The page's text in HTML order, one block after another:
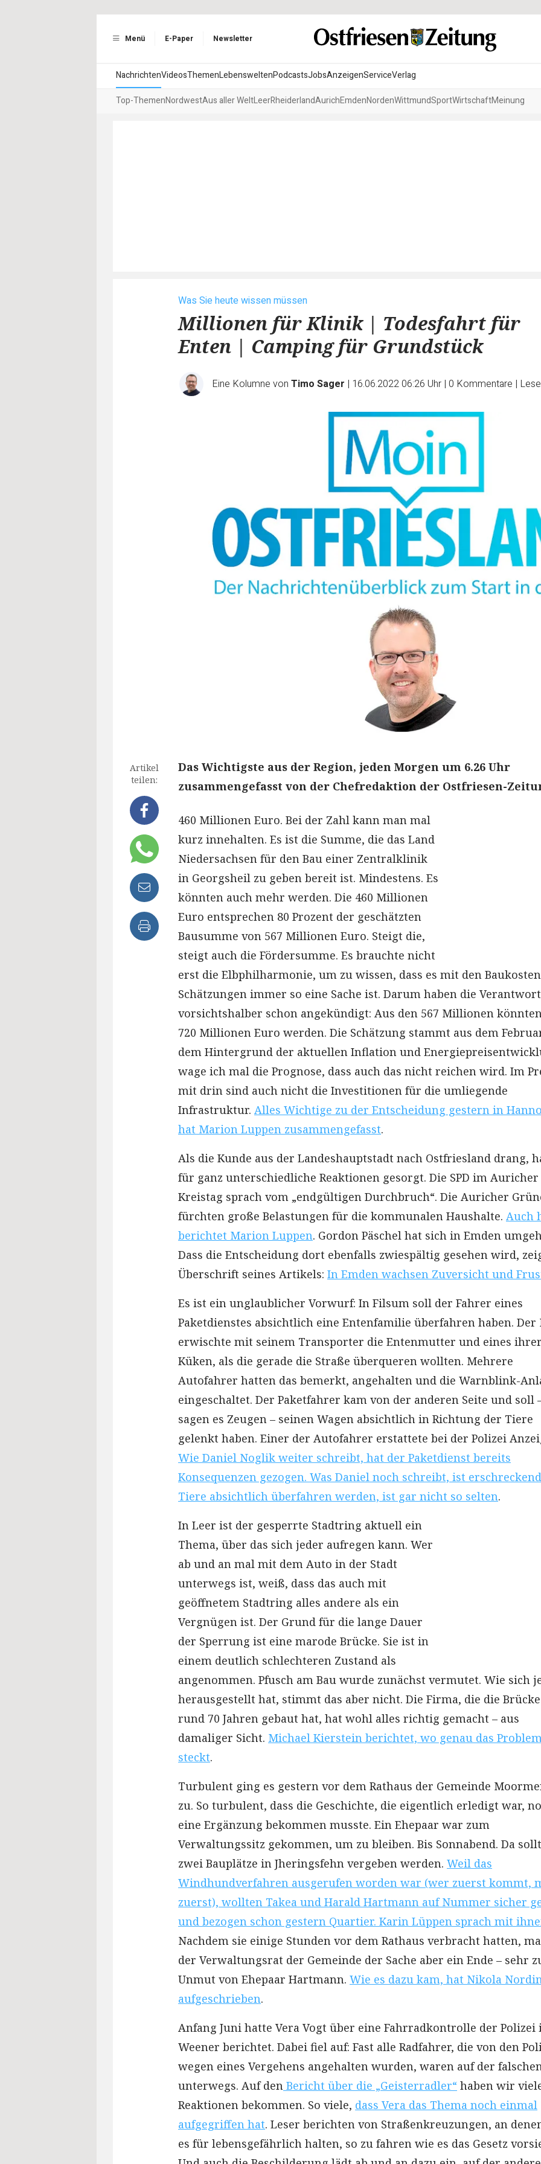
Menü E-Paper Newsletter
NachrichtenVideosThemenLebensweltenPodcastsJobsAnzeigenServiceVerlag
Top-ThemenNordwestAus aller WeltLeerRheiderlandAurichEmdenNordenWittmundSportWirtschaftMeinung
Was Sie heute wissen müssen
Millionen für Klinik | Todesfahrt für
Enten | Camping für Grundstück
Eine Kolumne von Timo Sager | 16.06.2022 06:26 Uhr | 0 Kommentare |
Artikel
teilen:
Das Wichtigste aus der Region, jeden Morgen um 6.26 Uhr
zusammengefasst von der Chefredaktion der Ostfriesen-
460 Millionen Euro. Bei der Zahl kann man mal
kurz innehalten. Es ist die Summe, die das Land
Niedersachsen für den Bau einer Zentralklinik
in Georgsheil zu geben bereit ist. Mindestens. Es
könnten auch mehr werden. Die 460 Millionen
Euro entsprechen 80 Prozent der geschätzten
Bausumme von 567 Millionen Euro. Steigt die,
steigt auch die Fördersumme. Es brauchte nicht
erst die Elbphilharmonie, um zu wissen, dass es mit den
Schätzungen immer so eine Sache ist. Darum haben die
vorsichtshalber schon angekündigt: Aus den 567 Millionen
720 Millionen Euro werden. Die Schätzung stammt aus dem
dem Hintergrund der aktuellen Inflation und
wage ich mal die Prognose, dass auch das nicht reichen wird. Im
mit drin sind auch nicht die Investitionen für die umliegende
Infrastruktur. Alles Wichtige zu der Entscheidung gestern in
hat Marion Luppen zusammengefasst.
Als die Kunde aus der Landeshauptstadt nach Ostfriesland drang,
für ganz unterschiedliche Reaktionen gesorgt. Die SPD im Auricher
Kreistag sprach vom „endgültigen Durchbruch“. Die Auricher
fürchten große Belastungen für die kommunalen Haushalte. Auch
berichtet Marion Luppen. Gordon Päschel hat sich in Emden
Dass die Entscheidung dort ebenfalls zwiespältig gesehen wird,
Überschrift seines Artikels: In Emden wachsen Zuversicht und
Es ist ein unglaublicher Vorwurf: In Filsum soll der Fahrer eines
Paketdienstes absichtlich eine Entenfamilie überfahren haben. Der
erwischte mit seinem Transporter die Entenmutter und eines
Küken, als die gerade die Straße überqueren wollten. Mehrere
Autofahrer hatten das bemerkt, angehalten und die Warnblink-
eingeschaltet. Der Paketfahrer kam von der anderen Seite und soll
sagen es Zeugen – seinen Wagen absichtlich in Richtung der Tiere
gelenkt haben. Einer der Autofahrer erstattete bei der Polizei
Wie Daniel Noglik weiter schreibt, hat der Paketdienst bereits
Konsequenzen gezogen. Was Daniel noch schreibt, ist
Tiere absichtlich überfahren werden, ist gar nicht so selten.
In Leer ist der gesperrte Stadtring aktuell ein
Thema, über das sich jeder aufregen kann. Wer
ab und an mal mit dem Auto in der Stadt
unterwegs ist, weiß, dass das auch mit
geöffnetem Stadtring alles andere als ein
Vergnügen ist. Der Grund für die lange Dauer
der Sperrung ist eine marode Brücke. Sie ist in
einem deutlich schlechteren Zustand als
angenommen. Pfusch am Bau wurde zunächst vermutet. Wie sich
herausgestellt hat, stimmt das aber nicht. Die Firma, die die
rund 70 Jahren gebaut hat, hat wohl alles richtig gemacht – aus
damaliger Sicht. Michael Kierstein berichtet, wo genau das
steckt.
Turbulent ging es gestern vor dem Rathaus der Gemeinde
zu. So turbulent, dass die Geschichte, die eigentlich erledigt war,
eine Ergänzung bekommen musste. Ein Ehepaar war zum
Verwaltungssitz gekommen, um zu bleiben. Bis Sonnabend. Da
zwei Bauplätze in Jheringsfehn vergeben werden. Weil das
Windhundverfahren ausgerufen worden war (wer zuerst kommt,
zuerst), wollten Takea und Harald Hartmann auf Nummer sicher
und bezogen schon gestern Quartier. Karin Lüppen sprach mit
Nachdem sie einige Stunden vor dem Rathaus verbracht hatten,
der Verwaltungsrat der Gemeinde der Sache aber ein Ende – sehr
Unmut von Ehepaar Hartmann. Wie es dazu kam, hat Nikola
aufgeschrieben.
Anfang Juni hatte Vera Vogt über eine Fahrradkontrolle der Polizei
Weener berichtet. Dabei fiel auf: Fast alle Radfahrer, die von den
wegen eines Vergehens angehalten wurden, waren auf der
unterwegs. Auf den Bericht über die „Geisterradler“ haben wir
Reaktionen bekommen. So viele, dass Vera das Thema noch einmal
aufgegriffen hat. Leser berichten von Straßenkreuzungen, an
es für lebensgefährlich halten, so zu fahren wie es das Gesetz